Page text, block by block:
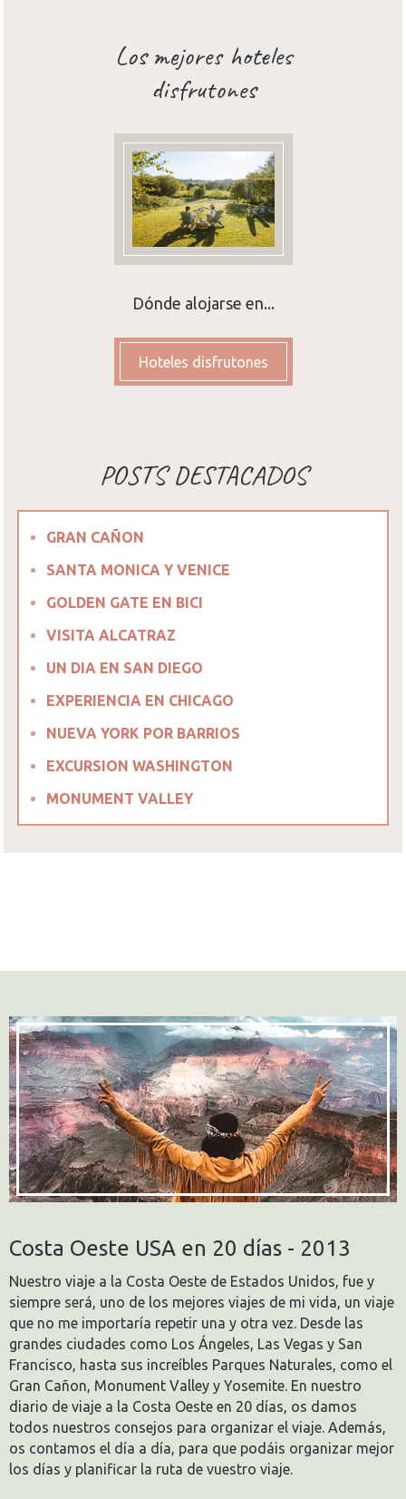
Los mejores hoteles
disfrutones
Dónde alojarse en...
Hoteles disfrutones
POSTS DESTACADOS
GRAN CAÑON
SANTA MONICA Y VENICE
GOLDEN GATE EN BICI
VISITA ALCATRAZ
UN DIA EN SAN DIEGO
EXPERIENCIA EN CHICAGO
NUEVA YORK POR BARRIOS
EXCURSION WASHINGTON
MONUMENT VALLEY
Costa Oeste USA en 20 días - 2013
Nuestro viaje a la Costa Oeste de Estados Unidos, fue y
siempre será, uno de los mejores viajes de mi vida, un viaje
que no me importaría repetir una y otra vez. Desde las
grandes ciudades como Los Ángeles, Las Vegas y San
Francisco, hasta sus increíbles Parques Naturales, como el
Gran Cañon, Monument Valley y Yosemite. En nuestro
diario de viaje a la Costa Oeste en 20 días, os damos
todos nuestros consejos para organizar el viaje. Además,
os contamos el día a día, para que podáis organizar mejor
los días y planificar la ruta de vuestro viaje.